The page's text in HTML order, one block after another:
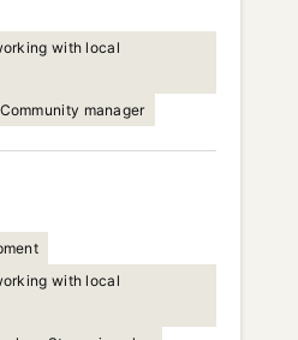
with local
Community manager
with local